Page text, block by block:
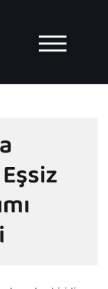
TOGGLE